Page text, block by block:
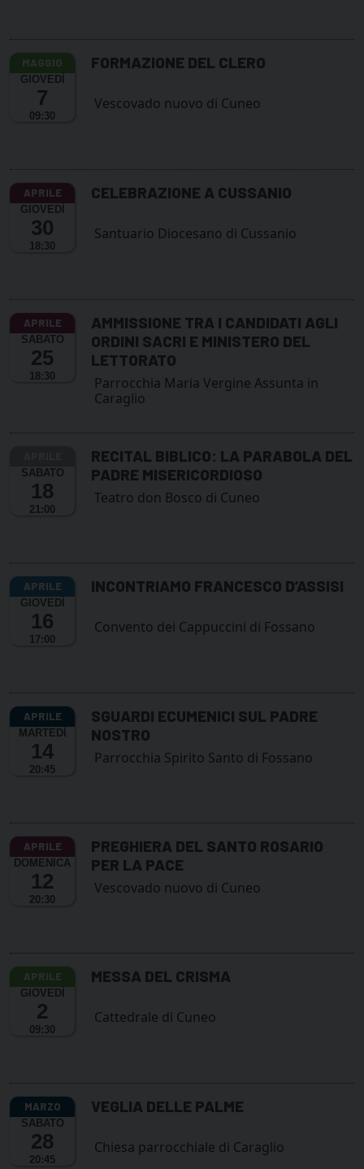
GIOVEDÌ
7
09:30
FORMAZIONE DEL CLERO
Vescovado nuovo di Cuneo
GIOVEDÌ
30
18:30
CELEBRAZIONE A CUSSANIO
Santuario Diocesano di Cussanio
SABATO
25
18:30
AMMISSIONE TRA I CANDIDATI AGLI
ORDINI SACRI E MINISTERO DEL
LETTORATO
Parrocchia Maria Vergine Assunta in
Caraglio
SABATO
18
21:00
RECITAL BIBLICO: LA PARABOLA DEL
PADRE MISERICORDIOSO
Teatro don Bosco di Cuneo
GIOVEDÌ
16
17:00
INCONTRIAMO FRANCESCO D’ASSISI
Convento dei Cappuccini di Fossano
MARTEDÌ
14
20:45
SGUARDI ECUMENICI SUL PADRE
NOSTRO
Parrocchia Spirito Santo di Fossano
DOMENICA
12
20:30
PREGHIERA DEL SANTO ROSARIO
PER LA PACE
Vescovado nuovo di Cuneo
GIOVEDÌ
2
09:30
MESSA DEL CRISMA
Cattedrale di Cuneo
SABATO
28
20:45
VEGLIA DELLE PALME
Chiesa parrocchiale di Caraglio